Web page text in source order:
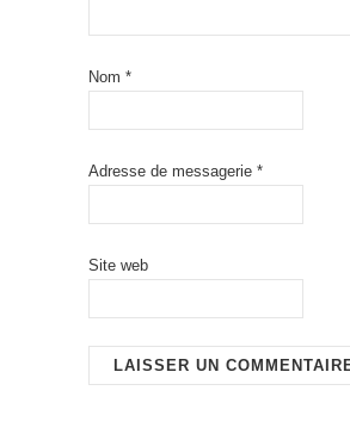
Nom *
Adresse de messagerie *
Site web